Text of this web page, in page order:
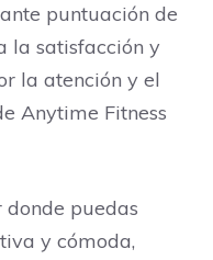
puntuación de
la satisfacción y
la atención y el
Anytime Fitness
donde puedas
y cómoda,